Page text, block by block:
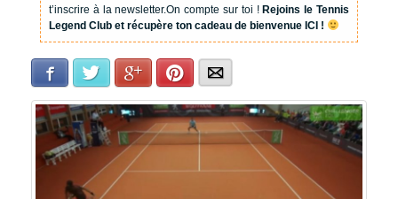
t’inscrire à la newsletter.On compte sur toi !Rejoins le Tennis
Legend Club et récupère ton cadeau de bienvenue ICI !
Facebook Twitter Google+Pinterest